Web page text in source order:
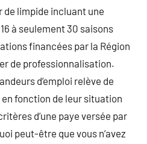
de limpide incluant une
à seulement 30 saisons
financées par la Région
de professionnalisation.
d’emploi relève de
fonction de leur situation
d’une paye versée par
peut-être que vous n’avez